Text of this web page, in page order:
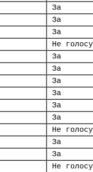
За
За
За
Не
За
За
За
За
За
За
Не
За
За
Не